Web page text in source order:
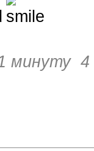
минуту 4